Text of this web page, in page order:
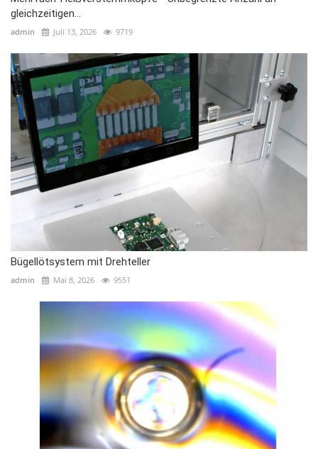
gleichzeitigen...
admin Juli 13, 2026 9719
Bügellötsystem mit Drehteller
admin Mai 8, 2026 9551